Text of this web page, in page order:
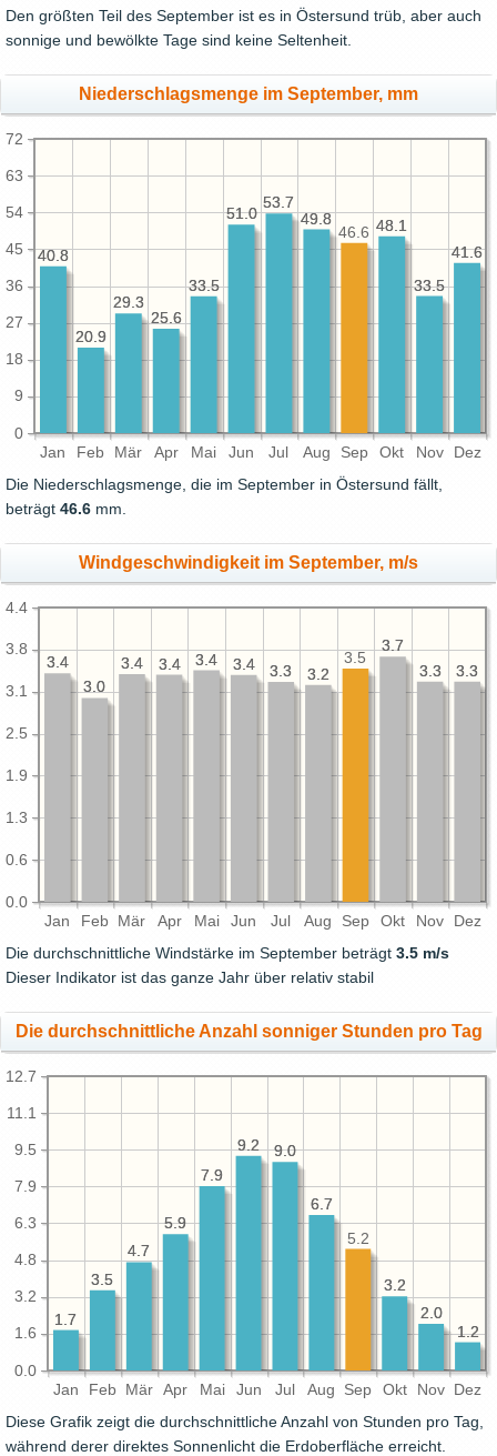
Den größten Teil des September ist es in Östersund trüb, aber auch
sonnige und bewölkte Tage sind keine Seltenheit.
Niederschlagsmenge im September, mm
Jan Feb Mär Apr Mai Jun Jul Aug Sep Okt Nov Dez
0
9
18
27
36
45
54
63
72
41.6
33.5
48.1
49.8
53.7
51.0
33.5
25.6
29.3
20.9
40.8
41.6
33.5
48.1
46.6
49.8
53.7
51.0
33.5
25.6
29.3
20.9
40.8
Die Niederschlagsmenge, die im September in Östersund fällt,
beträgt 46.6 mm.
Windgeschwindigkeit im September, m/s
Jan Feb Mär Apr Mai Jun Jul Aug Sep Okt Nov Dez
0.0
0.6
1.3
1.9
2.5
3.1
3.8
4.4
3.3
3.3
3.7
3.2
3.3
3.4
3.4
3.4
3.4
3.0
3.4 3.3
3.3
3.7
3.5
3.2
3.3
3.4
3.4
3.4
3.4
3.0
3.4
Die durchschnittliche Windstärke im September beträgt 3.5 m/s
Dieser Indikator ist das ganze Jahr über relativ stabil
Die durchschnittliche Anzahl sonniger Stunden pro Tag
Jan Feb Mär Apr Mai Jun Jul Aug Sep Okt Nov Dez
0.0
1.6
3.2
4.8
6.3
7.9
9.5
11.1
12.7
1.2
2.0
3.2
6.7
9.0
9.2
7.9
5.9
4.7
3.5
1.7
1.2
2.0
3.2
5.2
6.7
9.0
9.2
7.9
5.9
4.7
3.5
1.7
Diese Grafik zeigt die durchschnittliche Anzahl von Stunden pro Tag,
während derer direktes Sonnenlicht die Erdoberfläche erreicht.